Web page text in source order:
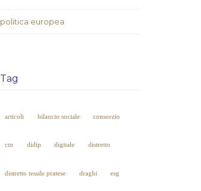
politica europea
Tag
articoli bilancio sociale consorzio
ctn didip digitale distretto
distretto tessile pratese draghi esg